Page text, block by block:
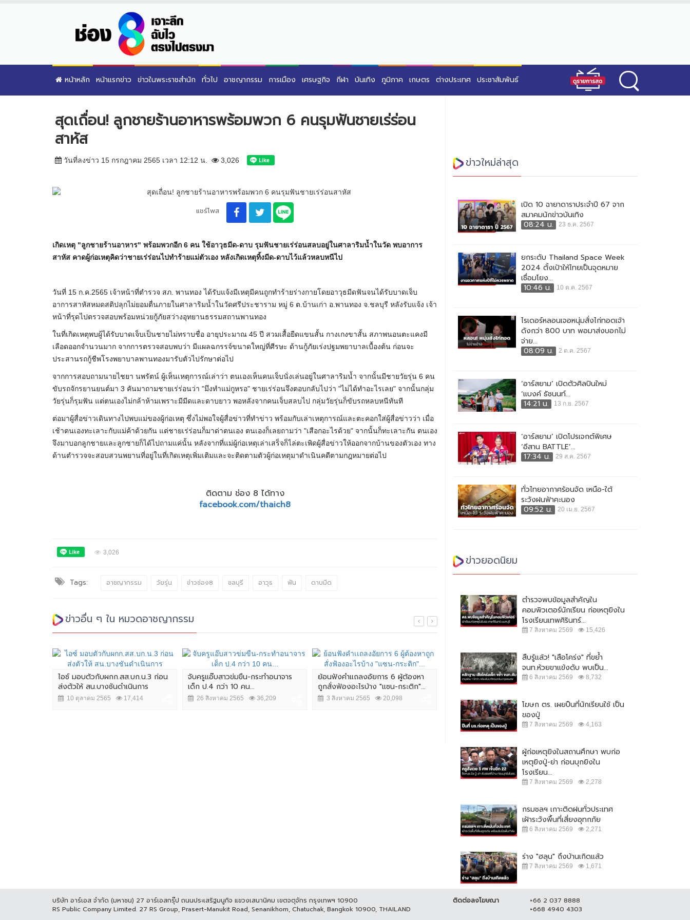
หน้าหลัก หน้าแรกข่าว ข่าวในพระราชสำนัก ทั่วไป อาชญากรรม การเมือง เศรษฐกิจ กีฬา บันเทิง ภูมิภาค เกษตร ต่างประเทศ ประชาสัมพันธ์
สุดเถื่อน! ลูกชายร้านอาหารพร้อมพวก 6 คนรุมฟันชายเร่ร่อน
สาหัส
วันที่ลงข่าว 15 กรกฎาคม 2565 เวลา 12:12 น. 3,026
แชร์โพส
เกิดเหตุ "ลูกชายร้านอาหาร" พร้อมพวกอีก 6 คน ใช้อาวุธมีด-ดาบ รุมฟันชายเร่ร่อนสลบอยู่ในศาลาริมน้ำในวัด พบอาการ
สาหัส คาดผู้ก่อเหตุคิดว่าชายเร่ร่อนไปทำร้ายแม่ตัวเอง หลังเกิดเหตุทิ้งมีด-ดาบไว้แล้วหลบหนีไป
วันที่ 15 ก.ค.2565 เจ้าหน้าที่ตำรวจ สภ. พานทอง ได้รับแจ้งมีเหตุมีคนถูกทำร้ายร่างกายโดยอาวุธมีดฟันจนได้รับบาดเจ็บ
อาการสาหัสหมดสติปลุกไม่ยอมตื่นภายในศาลาริมน้ำในวัดศรีประชาราม หมู่ 6 ต.บ้านเก่า อ.พานทอง จ.ชลบุรี หลังรับแจ้ง เจ้า
หน้าที่รุดไปตรวจสอบพร้อมหน่วยกู้ภัยสว่างอุทยานธรรมสถานพานทอง
ในที่เกิดเหตุพบผู้ได้รับบาดเจ็บเป็นชายไม่ทราบชื่อ อายุประมาณ 45 ปี สวมเสื้อยืดแขนสั้น กางเกงขาสั้น สภาพนอนตะแคงมี
เลือดออกจำนวนมาก จากการตรวจสอบพบว่า มีแผลฉกรรจ์ขนาดใหญ่ที่ศีรษะ ด้านกู้ภัยเร่งปฐมพยาบาลเบื้องต้น ก่อนจะ
ประสานรถกู้ชีพโรงพยาบาลพานทองมารับตัวไปรักษาต่อไป
จากการสอบถามนายไชยา นพรัตน์ ผู้เห็นเหตุการณ์เล่าว่า ตนเองเห็นคนเจ็บนั่งเล่นอยู่ในศาลาริมน้ำ จากนั้นมีชายวัยรุ่น 6 คน
ขับรถจักรยานยนต์มา 3 คันมาถามชายเร่ร่อนว่า "มึงทำแม่กูหรอ" ชายเร่ร่อนจึงตอบกลับไปว่า "ไม่ได้ทำอะไรเลย" จากนั้นกลุ่ม
วัยรุ่นก็รุมฟัน แต่ตนเองไม่กล้าห้ามเพราะมีมีดและดาบยาว พอหลังจากคนเจ็บสลบไป กลุ่มวัยรุ่นก็ขับรถหลบหนีทันที
ต่อมาผู้สื่อข่าวเดินทางไปพบแม่ของผู้ก่อเหตุ ซึ่งไม่พอใจผู้สื่อข่าวที่ทำข่าว พร้อมกับเล่าเหตุการณ์และตะคอกใส่ผู้สื่อข่าวว่า เมื่อ
เช้าตนเองทะเลาะกับแม่ค้าด้วยกัน แต่ชายเร่ร่อนก็มาด่าตนเอง ตนเองก็เลยถามว่า "เสือกอะไรด้วย" จากนั้นก็ทะเลาะกัน ตนเอง
จึงมาบอกลูกชายและลูกชายก็ได้ไปถามแค่นั้น หลังจากที่แม่ผู้ก่อเหตุเล่าเสร็จก็ไล่ตะเพิดผู้สื่อข่าวให้ออกจากบ้านของตัวเอง ทาง
ด้านตำรวจจะสอบสวนพยานที่อยู่ในที่เกิดเหตุเพิ่มเติมและจะติดตามตัวผู้ก่อเหตุมาดำเนินคดีตามกฎหมายต่อไป
ติดตาม ช่อง 8 ได้ทาง
facebook.com/thaich8
3,026
Tags: อาชญากรรม วัยรุ่น ข่าวช่อง8 ชลบุรี อาวุธ ฟัน ดาบมีด
ข่าวอื่น ๆ ใน หมวดอาชญากรรม
ไอซ์ มอบตัวกับผกก.สส.บก.น.3 ก่อน
ส่งตัวให้ สน.บางชันดำเนินการ
10 ตุลาคม 2565 17,414
จับครูแอ๊บสาวข่มขืน-กระทำอนาจาร
เด็ก ป.4 กว่า 10 คน...
26 สิงหาคม 2565 36,209
ย้อนฟังคำเเถลงอัยการ 6 ผู้ต้องหา
ถูกสั่งฟ้องอะไรบ้าง "แซน-กระติก"...
3 สิงหาคม 2565 20,098
สืบ บช.น.จัดชุดตำรวจออนไลน์ รวบผู้
ออนไลน์...
4 ธันวาคม 2564 16,985
ความปลอดภัยใน...
ข่าวใหม่ล่าสุด
เปิด 10 ฉายาดาราประจำปี 67 จาก
สมาคมนักข่าวบันเทิง
08:24 น.
23 ธ.ค. 2567
ยกระดับ Thailand Space Week
2024 ตั้งเป้าให้ไทยเป็นจุดหมาย
เชื่อมโยง...
10:46 น.
10 ต.ค. 2567
ไรเดอร์หลอนเจอหนุ่มสั่งไก่ทอดเจ้า
ดังกว่า 800 บาท พอมาส่งบอกไม่
จ่าย...
08:09 น.
2 ต.ค. 2567
‘อาร์สยาม’ เปิดตัวศิลปินใหม่
‘แบงค์ ธัชนนท์...
14:21 น.
13 ก.ย. 2567
‘อาร์สยาม’ เปิดโปรเจกต์พิเศษ
‘อีสาน BATTLE’...
17:34 น.
29 ส.ค. 2567
ทั่วไทยอากาศร้อนจัด เหนือ-ใต้
ระวังฝนฟ้าคะนอง
09:52 น.
20 เม.ย. 2567
ข่าวยอดนิยม
ตำรวจพบข้อมูลสำคัญใน
คอมพิวเตอร์นักเรียน ก่อเหตุยิงใน
โรงเรียนเทพศิรินทร์...
7 สิงหาคม 2569 15,426
สืบรู้แล้ว! "เสือโคร่ง" ที่ขย้ำ
จนท.ห้วยขาแข้งดับ พบเป็น...
6 สิงหาคม 2569 8,732
โฆษก ตร. เผยปืนที่นักเรียนใช้ เป็น
ของปู่
7 สิงหาคม 2569 4,163
ผู้ก่อเหตุยิงในสถานศึกษา พบก่อ
เหตุยิงปู่-ย่า ก่อนบุกยิงใน
โรงเรียน...
7 สิงหาคม 2569 2,278
กรมชลฯ เกาะติดฝนทั่วประเทศ
เฝ้าระวังพื้นที่เสี่ยงอุทกภัย
6 สิงหาคม 2569 2,271
ร่าง "ฮลุน" ถึงบ้านเกิดแล้ว
7 สิงหาคม 2569 1,671
บริษัท อาร์เอส จำกัด (มหาชน) 27 อาร์เอสกรุ๊ป ถนนประเสริฐมนูกิจ แขวงเสนานิคม เขตจตุจักร กรุงเทพฯ 10900
RS Public Company Limited. 27 RS Group, Prasert-Manukit Road, Senanikhom, Chatuchak, Bangkok 10900, THAILAND
ติดต่อลงโฆษณา
+66 2 037 8888
+668 4940 4303